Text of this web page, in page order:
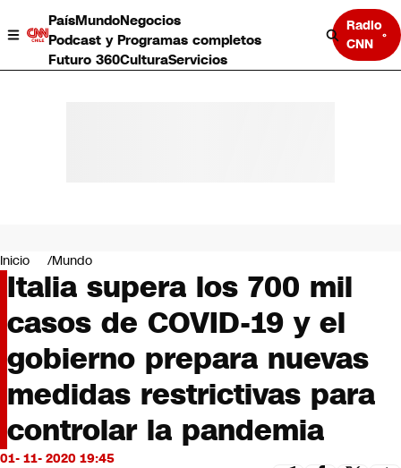
PaísMundoNegocios
Podcast y Programas completos
Futuro 360CulturaServicios
Radio
CNN
Negocios
Deportes
Programas completos
Cultura
Servicios
Bits
CNN Data
CNN tiempo
Futuro 360
Opinión
Inicio Mundo
Italia supera los 700 mil
casos de COVID-19 y el
gobierno prepara nuevas
medidas restrictivas para
controlar la pandemia
01- 11- 2020 19:45